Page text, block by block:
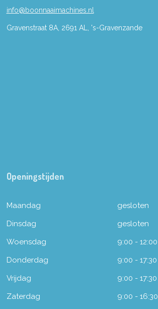
info@boonnaaimachines.nl
Gravenstraat 8A, 2691 AL, 's-Gravenzande
Openingstijden
Maandag
gesloten
Dinsdag
gesloten
Woensdag
9:00 - 12:00
Donderdag
9:00 - 17:30
Vrijdag
9:00 - 17:30
Zaterdag
9:00 - 16:30